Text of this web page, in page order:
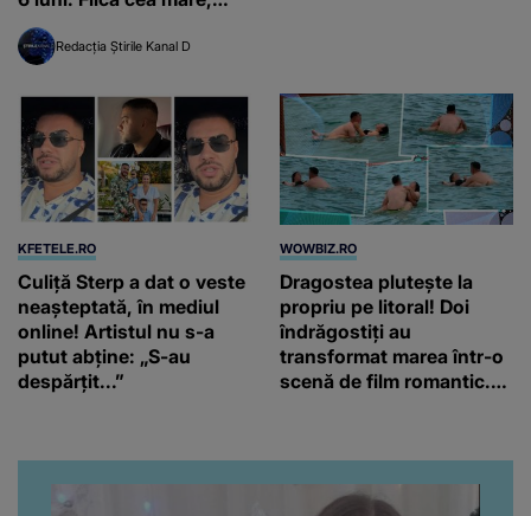
grav rănită, a rămas
singură pe lume
Redacția Știrile Kanal D
KFETELE.RO
Culiță Sterp a dat o veste
neașteptată, în mediul
online! Artistul nu s-a
putut abține: „S-au
despărțit...”
WOWBIZ.RO
Dragostea plutește la
propriu pe litoral! Doi
îndrăgostiți au
transformat marea într-o
scenă de film romantic.